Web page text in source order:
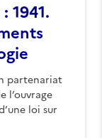
1941.
partenariat
l’ouvrage
loi sur